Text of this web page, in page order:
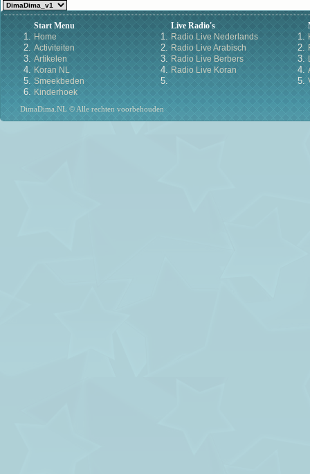
Start Menu
Home
Activiteiten
Artikelen
Koran NL
Smeekbeden
Kinderhoek
Live Radio's
Radio Live Nederlands
Radio Live Arabisch
Radio Live Berbers
Radio Live Koran
DimaDima.NL © Alle rechten voorbehouden